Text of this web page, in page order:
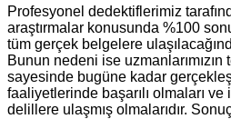
Profesyonel dedektiflerimiz
araştırmalar konusunda %100
tüm gerçek belgelere
Bunun nedeni ise
sayesinde bugüne kadar
faaliyetlerinde başarılı olmaları
delillere ulaşmış olmalarıdır.